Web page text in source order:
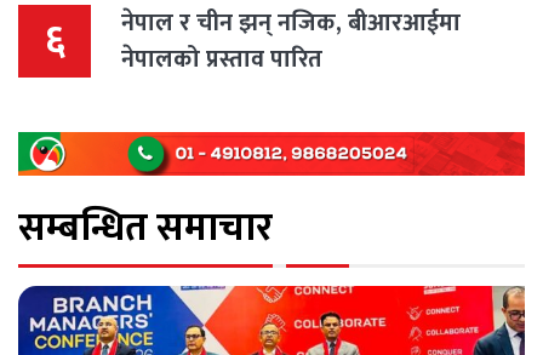
६
नेपाल र चीन झन् नजिक, बीआरआईमा
नेपालको प्रस्ताव पारित
सम्बन्धित समाचार